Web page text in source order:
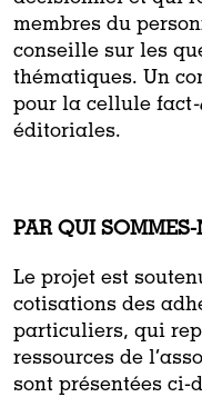
membres du
conseille sur les
thématiques. Un
pour la cellule fact
éditoriales.
PAR QUI
Le projet est
cotisations des
particuliers, qui
ressources de
sont présentées ci-